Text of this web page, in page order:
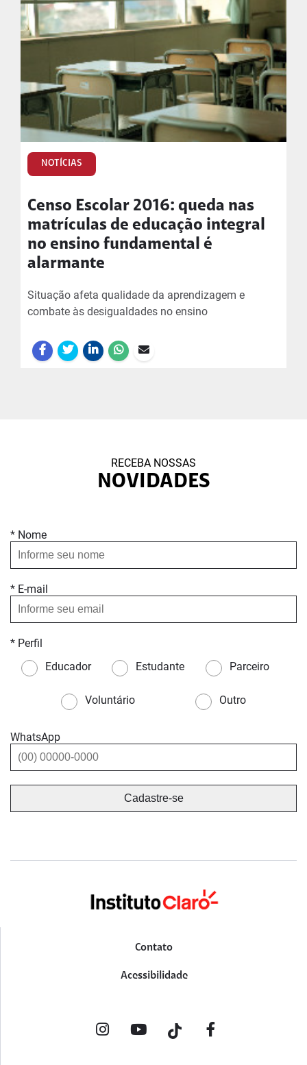
NOTÍCIAS
Censo Escolar 2016: queda nas
matrículas de educação integral
no ensino fundamental é
alarmante
Situação afeta qualidade da aprendizagem e
combate às desigualdades no ensino
RECEBA NOSSAS
NOVIDADES
* Nome
* E-mail
* Perfil
Educador
Estudante Parceiro
Voluntário Outro
WhatsApp
Contato
Acessibilidade